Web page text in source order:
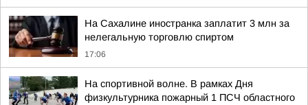
На Сахалине иностранка заплатит 3 млн за
нелегальную торговлю спиртом
17:06
На спортивной волне. В рамках Дня
физкультурника пожарный 1 ПСЧ областного